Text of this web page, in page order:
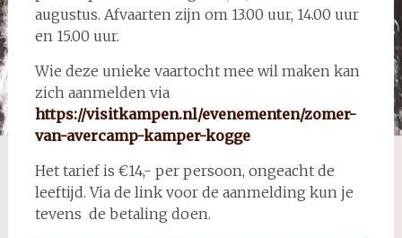
augustus. Afvaarten zijn om 13.00 uur, 14.00 uur
en 15.00 uur.
Wie deze unieke vaartocht mee wil maken kan
zich aanmelden via
https://visitkampen.nl/evenementen/zomer-
van-avercamp-kamper-kogge
Het tarief is €14,- per persoon, ongeacht de
leeftijd. Via de link voor de aanmelding kun je
tevens de betaling doen.